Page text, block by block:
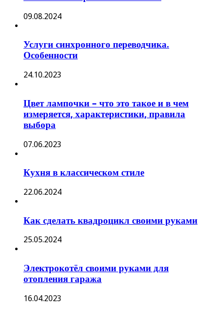
09.08.2024
Услуги синхронного переводчика.
Особенности
24.10.2023
Цвет лампочки – что это такое и в чем
измеряется, характеристики, правила
выбора
07.06.2023
Кухня в классическом стиле
22.06.2024
Как сделать квадроцикл своими руками
25.05.2024
Электрокотёл своими руками для
отопления гаража
16.04.2023